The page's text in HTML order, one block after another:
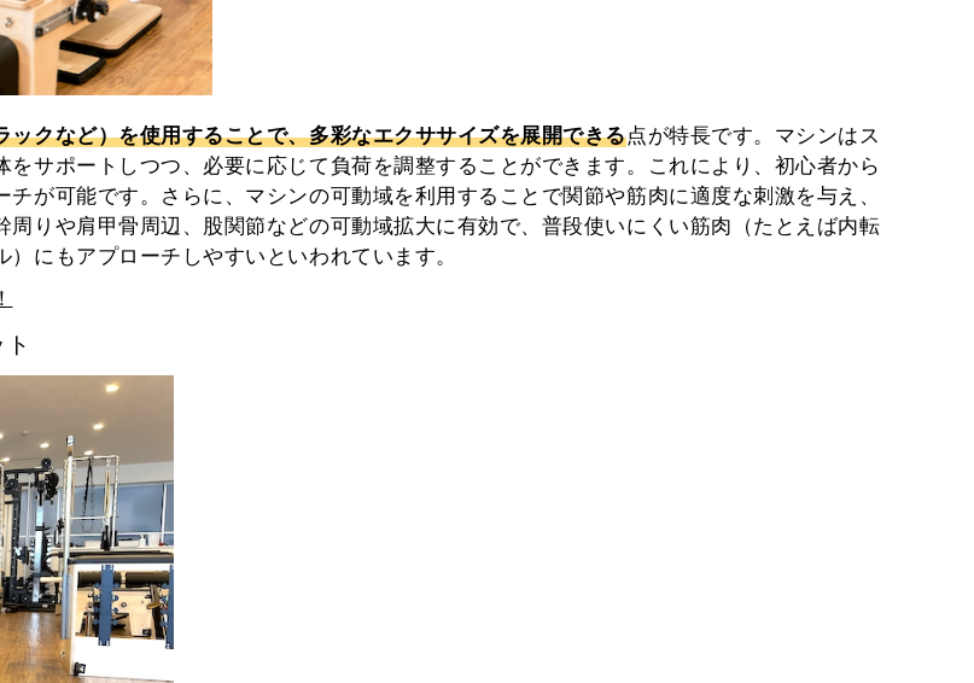
クなど）を使用することで、多彩なエクササイズを展開できる点が特長です。マシンはス
サポートしつつ、必要に応じて負荷を調整することができます。これにより、初心者から
が可能です。さらに、マシンの可動域を利用することで関節や筋肉に適度な刺激を与え、
りや肩甲骨周辺、股関節などの可動域拡大に有効で、普段使いにくい筋肉（たとえば内転
にもアプローチしやすいといわれています。